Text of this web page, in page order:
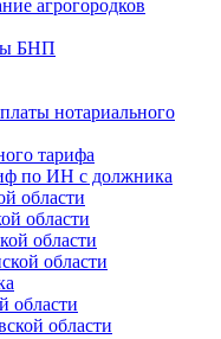
агрогородков
БНП
нотариального
тарифа
по ИН с должника
области
области
области
области
области